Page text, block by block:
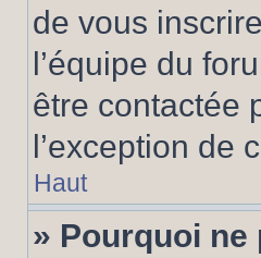
de vous
l’équipe du
être contactée
l’exception de
Haut
» Pourquoi ne